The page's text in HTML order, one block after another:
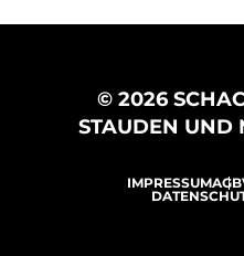
© 2026
STAUDEN UND
IMPRESSUMAGB